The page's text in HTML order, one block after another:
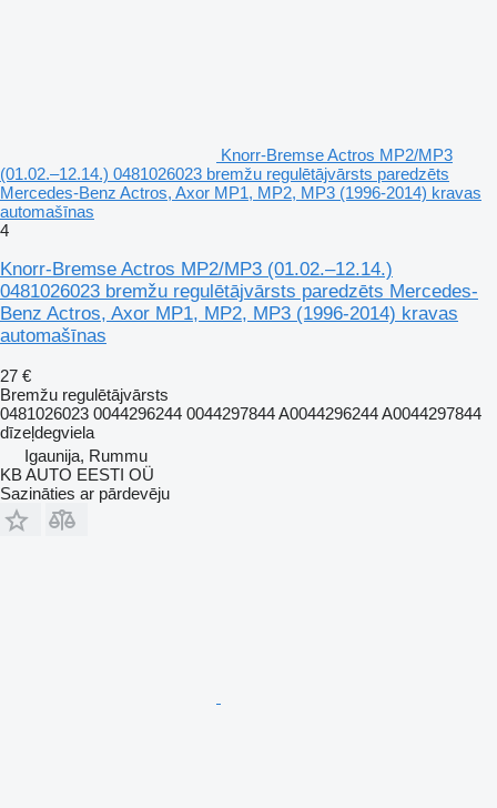
Knorr-Bremse Actros MP2/MP3
(01.02.–12.14.) 0481026023 bremžu regulētājvārsts paredzēts
Mercedes-Benz Actros, Axor MP1, MP2, MP3 (1996-2014) kravas
automašīnas
4
Knorr-Bremse Actros MP2/MP3 (01.02.–12.14.)
0481026023 bremžu regulētājvārsts paredzēts Mercedes-
Benz Actros, Axor MP1, MP2, MP3 (1996-2014) kravas
automašīnas
27 €
Bremžu regulētājvārsts
0481026023 0044296244 0044297844 A0044296244 A0044297844
dīzeļdegviela
Igaunija, Rummu
KB AUTO EESTI OÜ
Sazināties ar pārdevēju